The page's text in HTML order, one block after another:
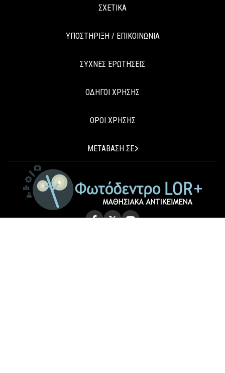
ΣΧΕΤΙΚΑ
ΥΠΟΣΤΗΡΙΞΗ / ΕΠΙΚΟΙΝΩΝΙΑ
ΣΥΧΝΕΣ ΕΡΩΤΗΣΕΙΣ
ΟΔΗΓΟΙ ΧΡΗΣΗΣ
ΟΡΟΙ ΧΡΗΣΗΣ
ΜΕΤΑΒΑΣΗ ΣΕ